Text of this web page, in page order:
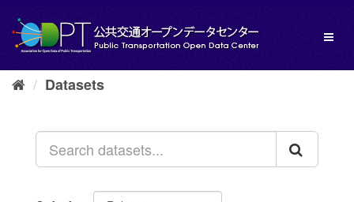
content
Datasets